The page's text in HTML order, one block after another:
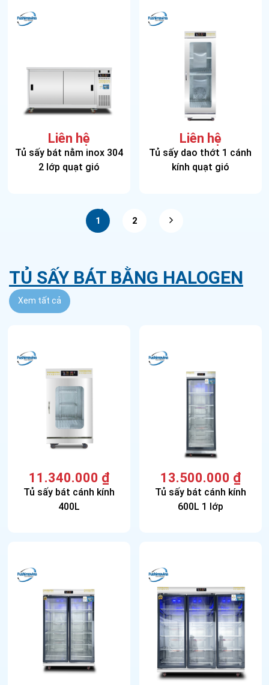
Tủ sấy bát nằm inox 304
2 lớp quạt gió
Liên hệ
Tủ sấy dao thớt 1 cánh
kính quạt gió
Liên hệ
1 2
TỦ SẤY BÁT BẰNG HALOGEN
Xem tất cả
Tủ sấy bát cánh kính
400L
11.340.000 ₫
Tủ sấy bát cánh kính
600L 1 lớp
13.500.000 ₫